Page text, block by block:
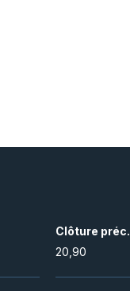
Clôture préc.
20,90